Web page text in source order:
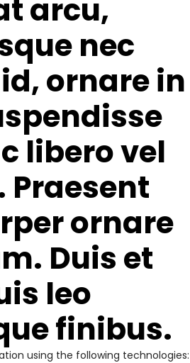
arcu,
nec
ornare in
libero vel
ornare
Duis et
leo
finibus.
using the following technologies: